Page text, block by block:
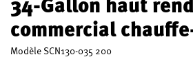
commercial
Modèle SCN130-035 200